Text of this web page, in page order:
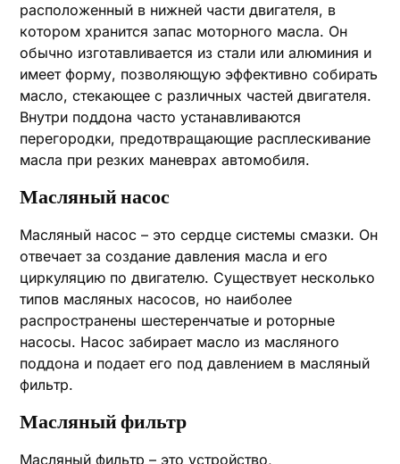
расположенный в нижней части двигателя, в
котором хранится запас моторного масла. Он
обычно изготавливается из стали или алюминия и
имеет форму, позволяющую эффективно собирать
масло, стекающее с различных частей двигателя.
Внутри поддона часто устанавливаются
перегородки, предотвращающие расплескивание
масла при резких маневрах автомобиля.
Масляный насос
Масляный насос – это сердце системы смазки. Он
отвечает за создание давления масла и его
циркуляцию по двигателю. Существует несколько
типов масляных насосов, но наиболее
распространены шестеренчатые и роторные
насосы. Насос забирает масло из масляного
поддона и подает его под давлением в масляный
фильтр.
Масляный фильтр
Масляный фильтр – это устройство,